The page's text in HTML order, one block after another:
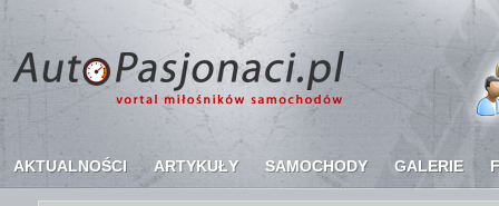
AKTUALNOŚCI ARTYKUŁY SAMOCHODY GALERIE